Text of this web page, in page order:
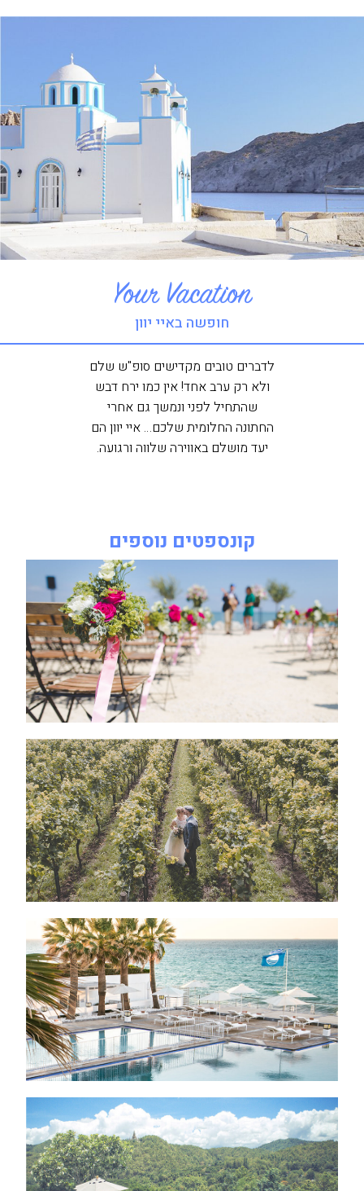
Your Vacation​
חופשה באיי יוון
לדברים טובים מקדישים סופ"ש שלם
ולא רק ערב אחד! אין כמו ירח דבש
שהתחיל לפני ונמשך גם אחרי
החתונה החלומית שלכם… איי יוון הם
יעד מושלם באווירה שלווה ורגועה.
קונספטים נוספים